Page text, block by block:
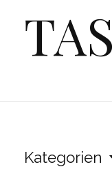
Kategorien